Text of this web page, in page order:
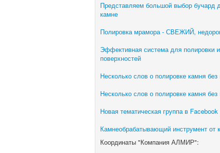
Представляем большой выбор бучард
камне
Полировка мрамора - СВЕЖИЙ,
Эффективная система для полировки
поверхностей
Несколько слов о полировке камня
Несколько слов о полировке камня
Новая тематическая группа в
Камнеобрабатывающий инструмент
Координаты "Компания АЛМИР":